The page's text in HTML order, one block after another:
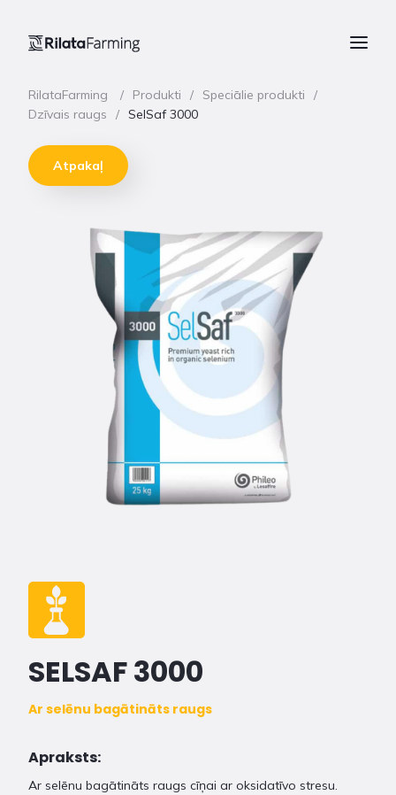
RilataFarming Produkti
Speciālie produkti
Dzīvais raugs
SelSaf 3000
Atpakaļ
SELSAF 3000
Ar selēnu bagātināts raugs
Apraksts:
Ar selēnu bagātināts raugs cīņai ar oksidatīvo stresu.